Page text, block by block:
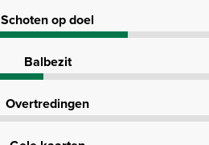
Schoten op doel
Balbezit
Overtredingen